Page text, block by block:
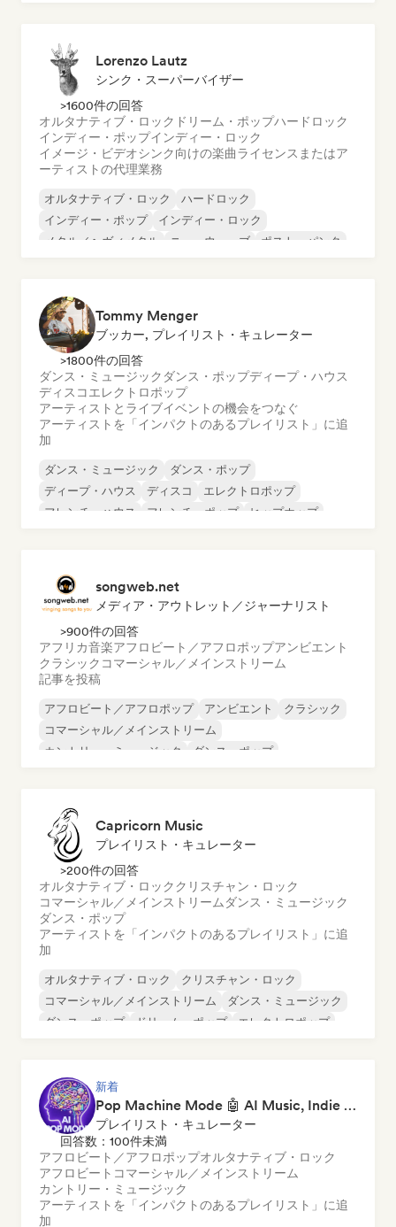
Lorenzo Lautz
シンク・スーパーバイザー
>1600件の回答
オルタナティブ・ロック ドリーム・ポップハードロック
インディー・ポップインディー・ロック
イメージ・ビデオシンク向けの楽曲ライセンスまたはア
ーティストの代理業務
オルタナティブ・ロック
ハードロック
インディー・ポップ
インディー・ロック
メタル／ヘヴィメタル
ニューウェーブ
ポスト・パンク
Tommy Menger
ブッカー, プレイリスト・キュレーター
>1800件の回答
ダンス・ミュージック ダンス・ポップディープ・ハウス
ディスコエレクトロポップ
アーティストとライブイベントの機会をつなぐ
アーティストを「インパクトのあるプレイリスト」に追
加
ダンス・ミュージック
ダンス・ポップ
ディープ・ハウス
ディスコ
エレクトロポップ
フレンチ・ハウス
フレンチ・ポップ ヒップホップ
songweb.net
メディア・アウトレット／ジャーナリスト
>900件の回答
アフリカ音楽アフロビート／アフロポップアンビエント
クラシック コマーシャル／メインストリーム
記事を投稿
アフロビート／アフロポップ アンビエント
クラシック
コマーシャル／メインストリーム
カントリー・ミュージック
ダンス・ポップ
Capricorn Music
プレイリスト・キュレーター
>200件の回答
オルタナティブ・ロッククリスチャン・ロック
コマーシャル／メインストリーム ダンス・ミュージック
ダンス・ポップ
アーティストを「インパクトのあるプレイリスト」に追
加
オルタナティブ・ロック
クリスチャン・ロック
コマーシャル／メインストリーム
ダンス・ミュージック
ダンス・ポップ
ドリーム・ポップ
エレクトロポップ
新着
Pop Machine Mode 🤖 AI Music, Indie Pop & Dream Pop
プレイリスト・キュレーター
回答数：100件未満
アフロビート／アフロポップオルタナティブ・ロック
アフロビート コマーシャル／メインストリーム
カントリー・ミュージック
アーティストを「インパクトのあるプレイリスト」に追
加